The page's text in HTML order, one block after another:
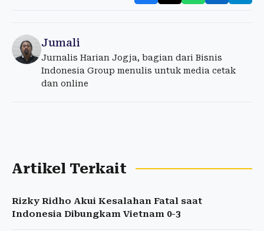
Jumali
Jurnalis Harian Jogja, bagian dari Bisnis
Indonesia Group menulis untuk media cetak
dan online
Artikel Terkait
Rizky Ridho Akui Kesalahan Fatal saat
Indonesia Dibungkam Vietnam 0-3